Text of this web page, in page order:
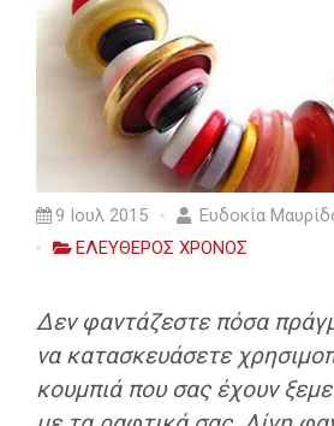
9 Ιουλ 2015
Ευδοκία
ΕΛΕΥΘΕΡΟΣ ΧΡΟΝΟΣ
Δεν φαντάζεστε πόσα
να κατασκευάσετε
κουμπιά που σας έχουν